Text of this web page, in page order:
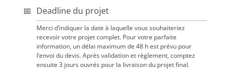
Deadline du projet
Merci d’indiquer la date à laquelle vous souhaiteriez
recevoir votre projet complet. Pour votre parfaite
information, un délai maximum de 48 h est prévu pour
l’envoi du devis. Après validation et règlement, comptez
ensuite 3 jours ouvrés pour la livraison du projet final.